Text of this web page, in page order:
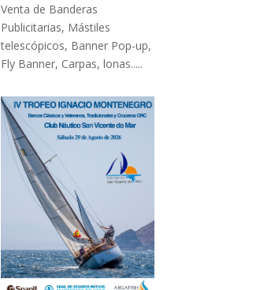
Venta de Banderas
Publicitarias, Mástiles
telescópicos, Banner Pop-up,
Fly Banner, Carpas, lonas.....